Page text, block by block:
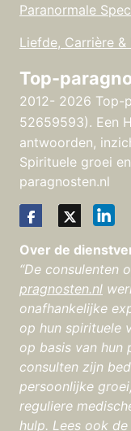
Paranormale
Liefde, Carrière &
Top-
2012- 2026 Top-
52659593). Een
antwoorden,
Spirituele groei
paragnosten.nl
Over de
“De consulenten
pragnosten.nl
onafhankelijke
op hun spirituele
op basis van hun
consulten zijn
persoonlijke
reguliere
hulp. Lees ook